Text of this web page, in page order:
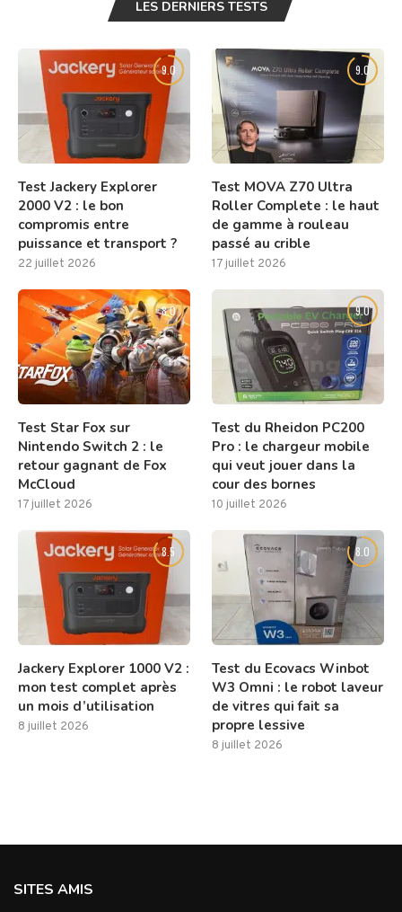
LES DERNIERS TESTS
9.0
Test Jackery Explorer
2000 V2 : le bon
compromis entre
puissance et transport ?
22 juillet 2026
9.0
Test MOVA Z70 Ultra
Roller Complete : le haut
de gamme à rouleau
passé au crible
17 juillet 2026
8.0
Test Star Fox sur
Nintendo Switch 2 : le
retour gagnant de Fox
McCloud
17 juillet 2026
9.0
Test du Rheidon PC200
Pro : le chargeur mobile
qui veut jouer dans la
cour des bornes
10 juillet 2026
8.5
Jackery Explorer 1000 V2 :
mon test complet après
un mois d’utilisation
8 juillet 2026
8.0
Test du Ecovacs Winbot
W3 Omni : le robot laveur
de vitres qui fait sa
propre lessive
8 juillet 2026
SITES AMIS